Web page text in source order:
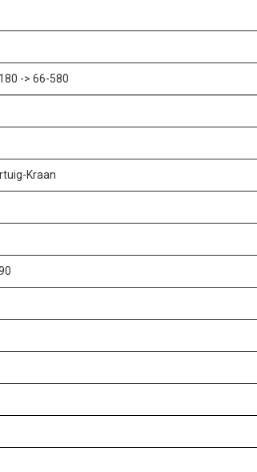
-> 66-580
Kraan